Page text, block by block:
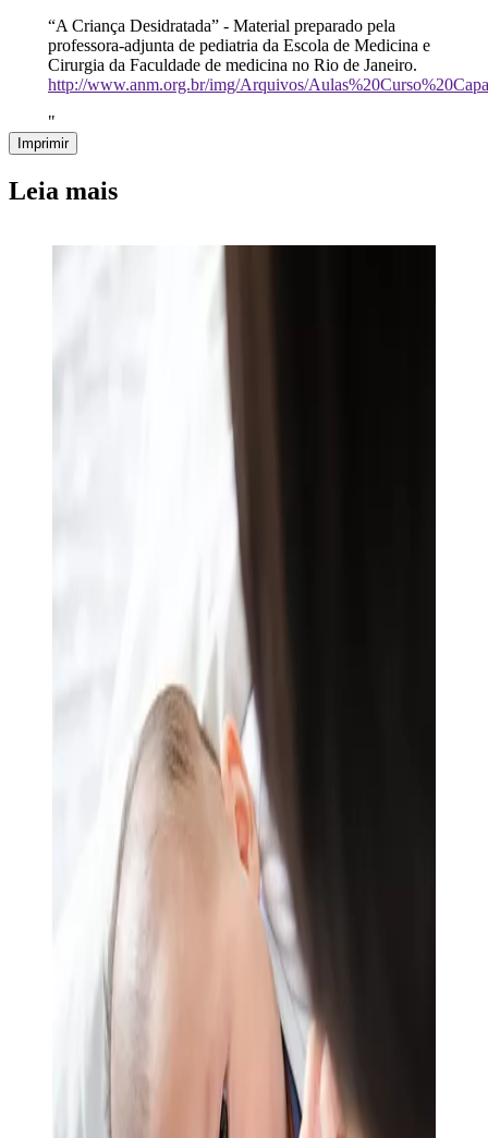
“A Criança Desidratada” - Material preparado pela
professora-adjunta de pediatria da Escola de Medicina e
Cirurgia da Faculdade de medicina no Rio de Janeiro.
http://www.anm.org.br/img/Arquivos/
"
Imprimir
Leia mais